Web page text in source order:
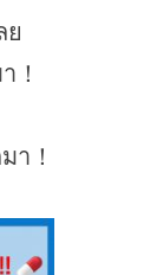
ย
า！